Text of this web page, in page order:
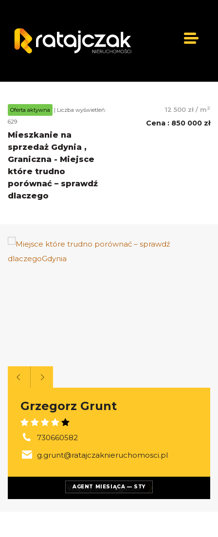
Oferta aktywna
| Liczba wyświetleń:
629
Mieszkanie na
sprzedaż Gdynia ,
Graniczna - Miejsce
które trudno
porównać – sprawdź
dlaczego
12 500 zł / m2
Cena : 850 000 zł
AGENT MIESIĄCA — STY
Grzegorz Grunt
730660582
g.grunt@ratajczaknieruchomosci.pl
Więcej ofertagenta